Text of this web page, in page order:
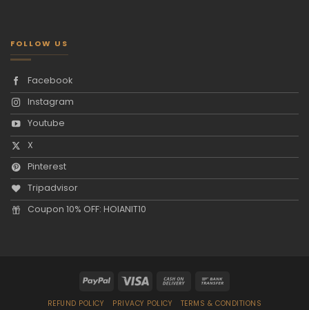
FOLLOW US
Facebook
Instagram
Youtube
X
Pinterest
Tripadvisor
Coupon 10% OFF: HOIANIT10
REFUND POLICY PRIVACY POLICY TERMS & CONDITIONS